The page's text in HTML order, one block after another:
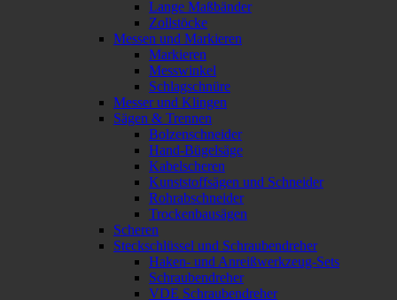
Lange Maßbänder
Zollstöcke
Messen und Markieren
Markieren
Messwinkel
Schlagschnüre
Messer und Klingen
Sägen & Trennen
Bolzenschneider
Hand-Bügelsäge
Kabelscheren
Kunststoffsägen und Schneider
Rohrabschneider
Trockenbausägen
Scheren
Steckschlüssel und Schraubendreher
Haken- und Anreißwerkzeug-Sets
Schraubendreher
VDE Schraubendreher